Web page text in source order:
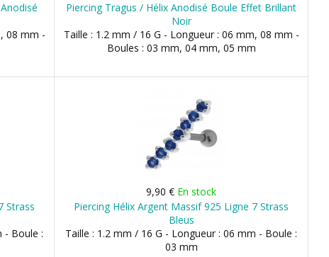
08 mm -
Piercing Tragus / Hélix Anodisé Boule Effet Brillant
Noir
Taille : 1.2 mm / 16 G - Longueur : 06 mm, 08 mm -
Boules : 03 mm, 04 mm, 05 mm
Strass
- Boule :
9,90 € En stock
Piercing Hélix Argent Massif 925 Ligne 7 Strass
Bleus
Taille : 1.2 mm / 16 G - Longueur : 06 mm - Boule :
03 mm